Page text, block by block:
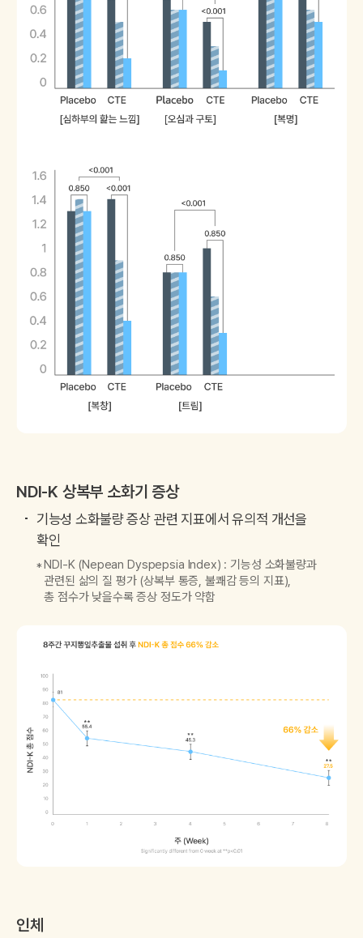
NDI-K 상복부 소화기 증상
기능성 소화불량 증상 관련 지표에서 유의적 개선을
확인
NDI-K (Nepean Dyspepsia Index) : 기능성 소화불량과
관련된 삶의 질 평가 (상복부 통증, 불쾌감 등의 지표),
총 점수가 낮을수록 증상 정도가 약함
인체